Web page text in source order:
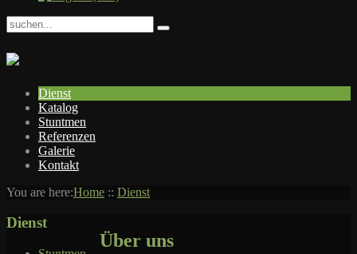
Dienst
Katalog
Stuntmen
Referenzen
Galerie
Kontakt
You are here:Home :: Dienst
Über uns
Dienst